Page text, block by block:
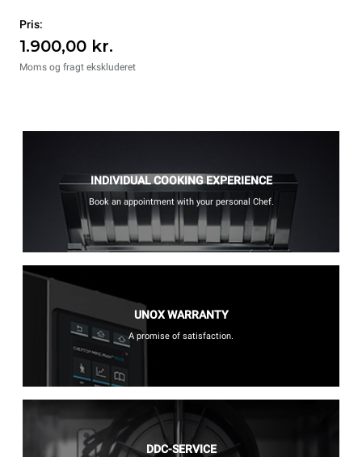
Pris:
1.900,00 kr.
Moms og fragt ekskluderet
INDIVIDUAL COOKING EXPERIENCE
Book an appointment with your personal Chef.
UNOX WARRANTY
A promise of satisfaction.
DDC-SERVICE